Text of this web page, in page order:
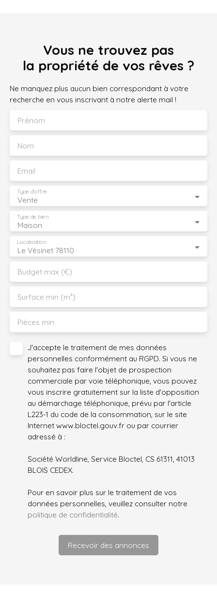
Vous ne trouvez pas
la propriété de vos rêves ?
Ne manquez plus aucun bien correspondant à votre
recherche en vous inscrivant à notre alerte mail !
Prénom
Nom
Email
Vente
Type d'offre
Maison
Type de bien
Le Vésinet 78110
Localisation
Budget max (€)
Surface min (m²)
Pièces min
J'accepte le traitement de mes données
personnelles conformément au RGPD. Si vous ne
souhaitez pas faire l'objet de prospection
commerciale par voie téléphonique, vous pouvez
vous inscrire gratuitement sur la liste d'opposition
au démarchage téléphonique, prévu par l'article
L223-1 du code de la consommation, sur le site
Internet www.bloctel.gouv.fr ou par courrier
adressé à :
Société Worldline, Service Bloctel, CS 61311, 41013
BLOIS CEDEX.
Pour en savoir plus sur le traitement de vos
données personnelles, veuillez consulter notre
politique de confidentialité.
Recevoir des annonces